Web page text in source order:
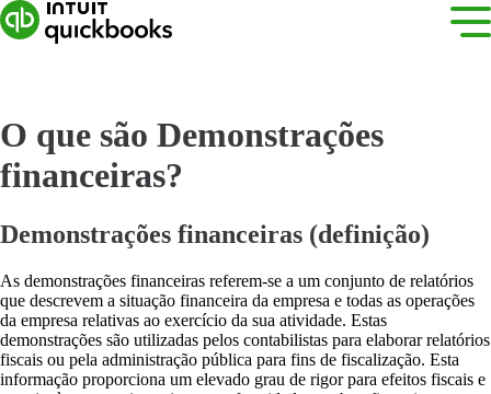
O que são Demonstrações
financeiras?
Demonstrações financeiras (definição)
As demonstrações financeiras referem-se a um conjunto de relatórios
que descrevem a situação financeira da empresa e todas as operações
da empresa relativas ao exercício da sua atividade. Estas
demonstrações são utilizadas pelos contabilistas para elaborar relatórios
fiscais ou pela administração pública para fins de fiscalização. Esta
informação proporciona um elevado grau de rigor para efeitos fiscais e